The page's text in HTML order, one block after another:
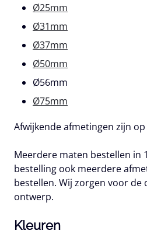
Ø25mm
Ø31mm
Ø37mm
Ø50mm
Ø56mm
Ø75mm
Afwijkende afmetingen zijn
Meerdere maten bestellen in
bestelling ook meerdere
bestellen. Wij zorgen voor de
ontwerp.
Kleuren